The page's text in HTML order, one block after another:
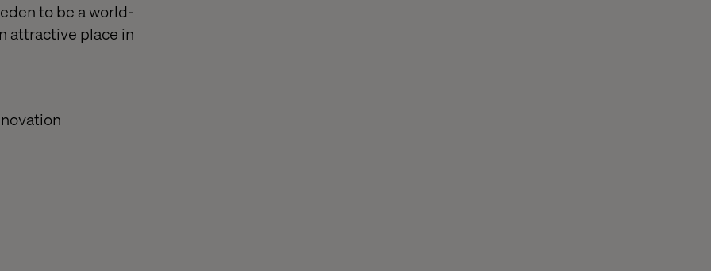
to be a world-
attractive place in